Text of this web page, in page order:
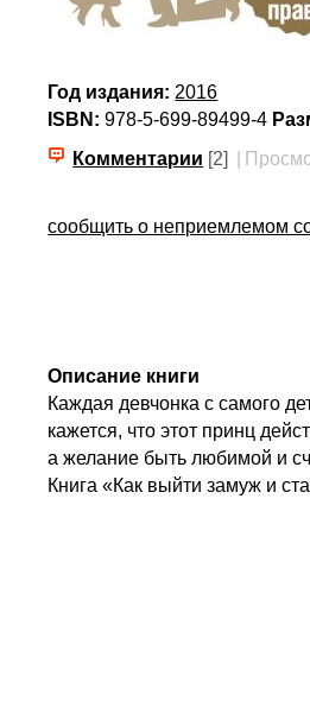
Год издания: 2016
ISBN: 978-5-699-89499-4
Комментарии [2]
сообщить о неприемлемом
Описание книги
Каждая девчонка с самого
кажется, что этот принц
а желание быть любимой и
Книга «Как выйти замуж и